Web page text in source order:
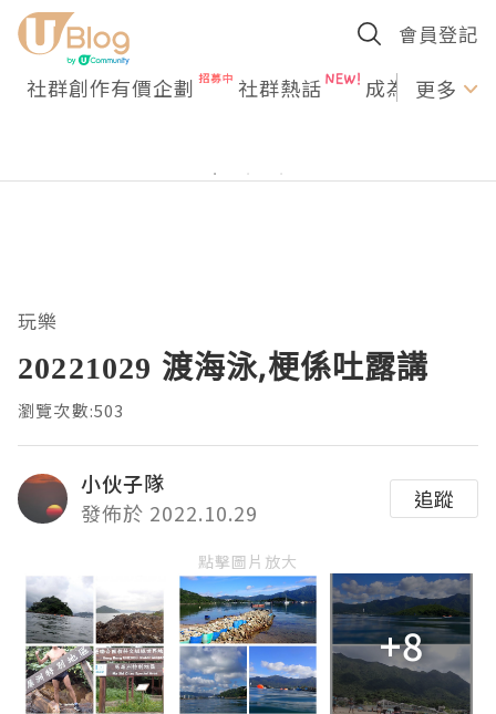
會員登記
社群創作有價企劃 社群熱話 成為U更多
玩樂
20221029 渡海泳,梗係吐露講
瀏覽次數:503
小伙子隊
發佈於 2022.10.29
追蹤
點擊圖片放大
+8